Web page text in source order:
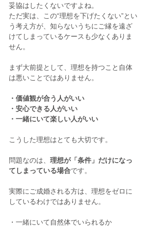
妥協はしたくないですよね。
ただ実は、この“理想を下げたくない”とい
う考え方が、知らないうちにご縁を遠ざ
けてしまっているケースも少なくありま
せん。
まず大前提として、理想を持つこと自体
は悪いことではありません。
・価値観が合う人がいい
・安心できる人がいい
・一緒にいて楽しい人がいい
こうした理想はとても大切です。
問題なのは、 理想が「条件」だけになっ
てしまっている場合です。
実際にご成婚される方は、理想をゼロに
しているわけではありません。
・一緒にいて自然体でいられるか